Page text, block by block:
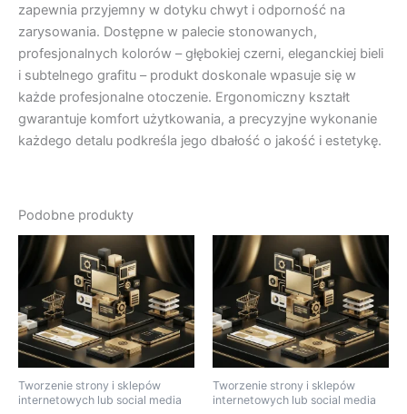
zapewnia przyjemny w dotyku chwyt i odporność na
zarysowania. Dostępne w palecie stonowanych,
profesjonalnych kolorów – głębokiej czerni, eleganckiej bieli
i subtelnego grafitu – produkt doskonale wpasuje się w
każde profesjonalne otoczenie. Ergonomiczny kształt
gwarantuje komfort użytkowania, a precyzyjne wykonanie
każdego detalu podkreśla jego dbałość o jakość i estetykę.
Podobne produkty
Tworzenie strony i sklepów
internetowych lub social media
Tworzenie strony i sklepów
internetowych lub social media